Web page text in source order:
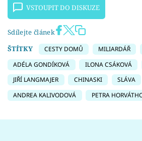
VSTOUPIT DO DISKUZE
Sdílejte článek
ŠTÍTKY
CESTY DOMŮ MILIARDÁŘ
ADÉLA GONDÍKOVÁ
ILONA CSÁKOVÁ
JIŘÍ LANGMAJER
CHINASKI SLÁVA
ANDREA KALIVODOVÁ
PETRA